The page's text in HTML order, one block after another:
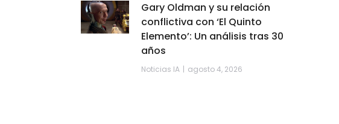
Gary Oldman y su relación
conflictiva con ‘El Quinto
Elemento’: Un análisis tras 30
años
Noticias IA agosto 4, 2026